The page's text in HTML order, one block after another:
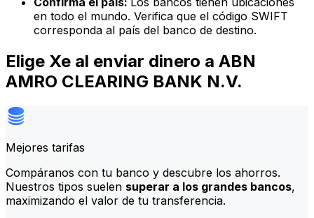
en todo el mundo. Verifica que el código SWIFT
corresponda al país del banco de destino.
Elige Xe al enviar dinero a ABN
AMRO CLEARING BANK N.V.
Mejores tarifas
Compáranos con tu banco y descubre los ahorros.
Nuestros tipos suelen superar a los grandes bancos,
maximizando el valor de tu transferencia.